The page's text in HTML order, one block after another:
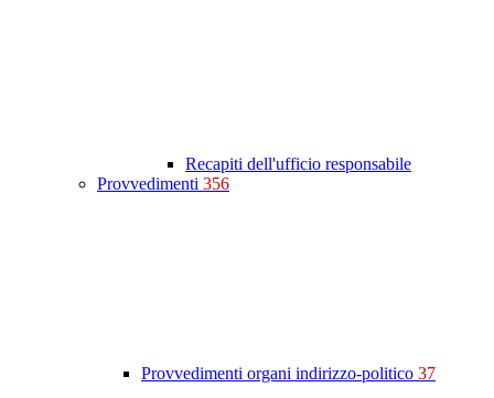
Recapiti dell'ufficio responsabile
Provvedimenti 356
Provvedimenti organi indirizzo-politico 37